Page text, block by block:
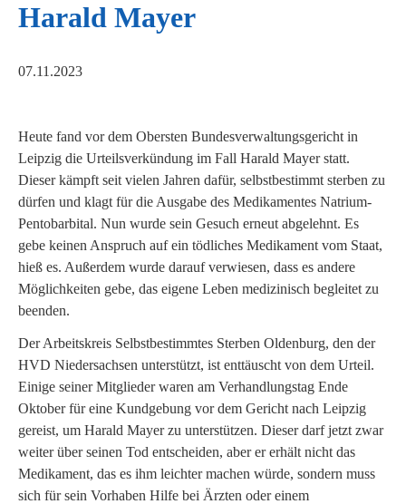
Harald Mayer
07.11.2023
Heute fand vor dem Obersten Bundesverwaltungsgericht in
Leipzig die Urteilsverkündung im Fall Harald Mayer statt.
Dieser kämpft seit vielen Jahren dafür, selbstbestimmt sterben zu
dürfen und klagt für die Ausgabe des Medikamentes Natrium-
Pentobarbital. Nun wurde sein Gesuch erneut abgelehnt. Es
gebe keinen Anspruch auf ein tödliches Medikament vom Staat,
hieß es. Außerdem wurde darauf verwiesen, dass es andere
Möglichkeiten gebe, das eigene Leben medizinisch begleitet zu
beenden.
Der Arbeitskreis Selbstbestimmtes Sterben Oldenburg, den der
HVD Niedersachsen unterstützt, ist enttäuscht von dem Urteil.
Einige seiner Mitglieder waren am Verhandlungstag Ende
Oktober für eine Kundgebung vor dem Gericht nach Leipzig
gereist, um Harald Mayer zu unterstützen. Dieser darf jetzt zwar
weiter über seinen Tod entscheiden, aber er erhält nicht das
Medikament, das es ihm leichter machen würde, sondern muss
sich für sein Vorhaben Hilfe bei Ärzten oder einem